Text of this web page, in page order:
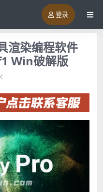
登录
渲染编程软件
Win破解版